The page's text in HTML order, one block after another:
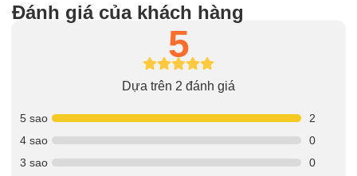
Đánh giá của khách hàng
5
Dựa trên 2 đánh giá
5 sao
2
4 sao
0
3 sao
0